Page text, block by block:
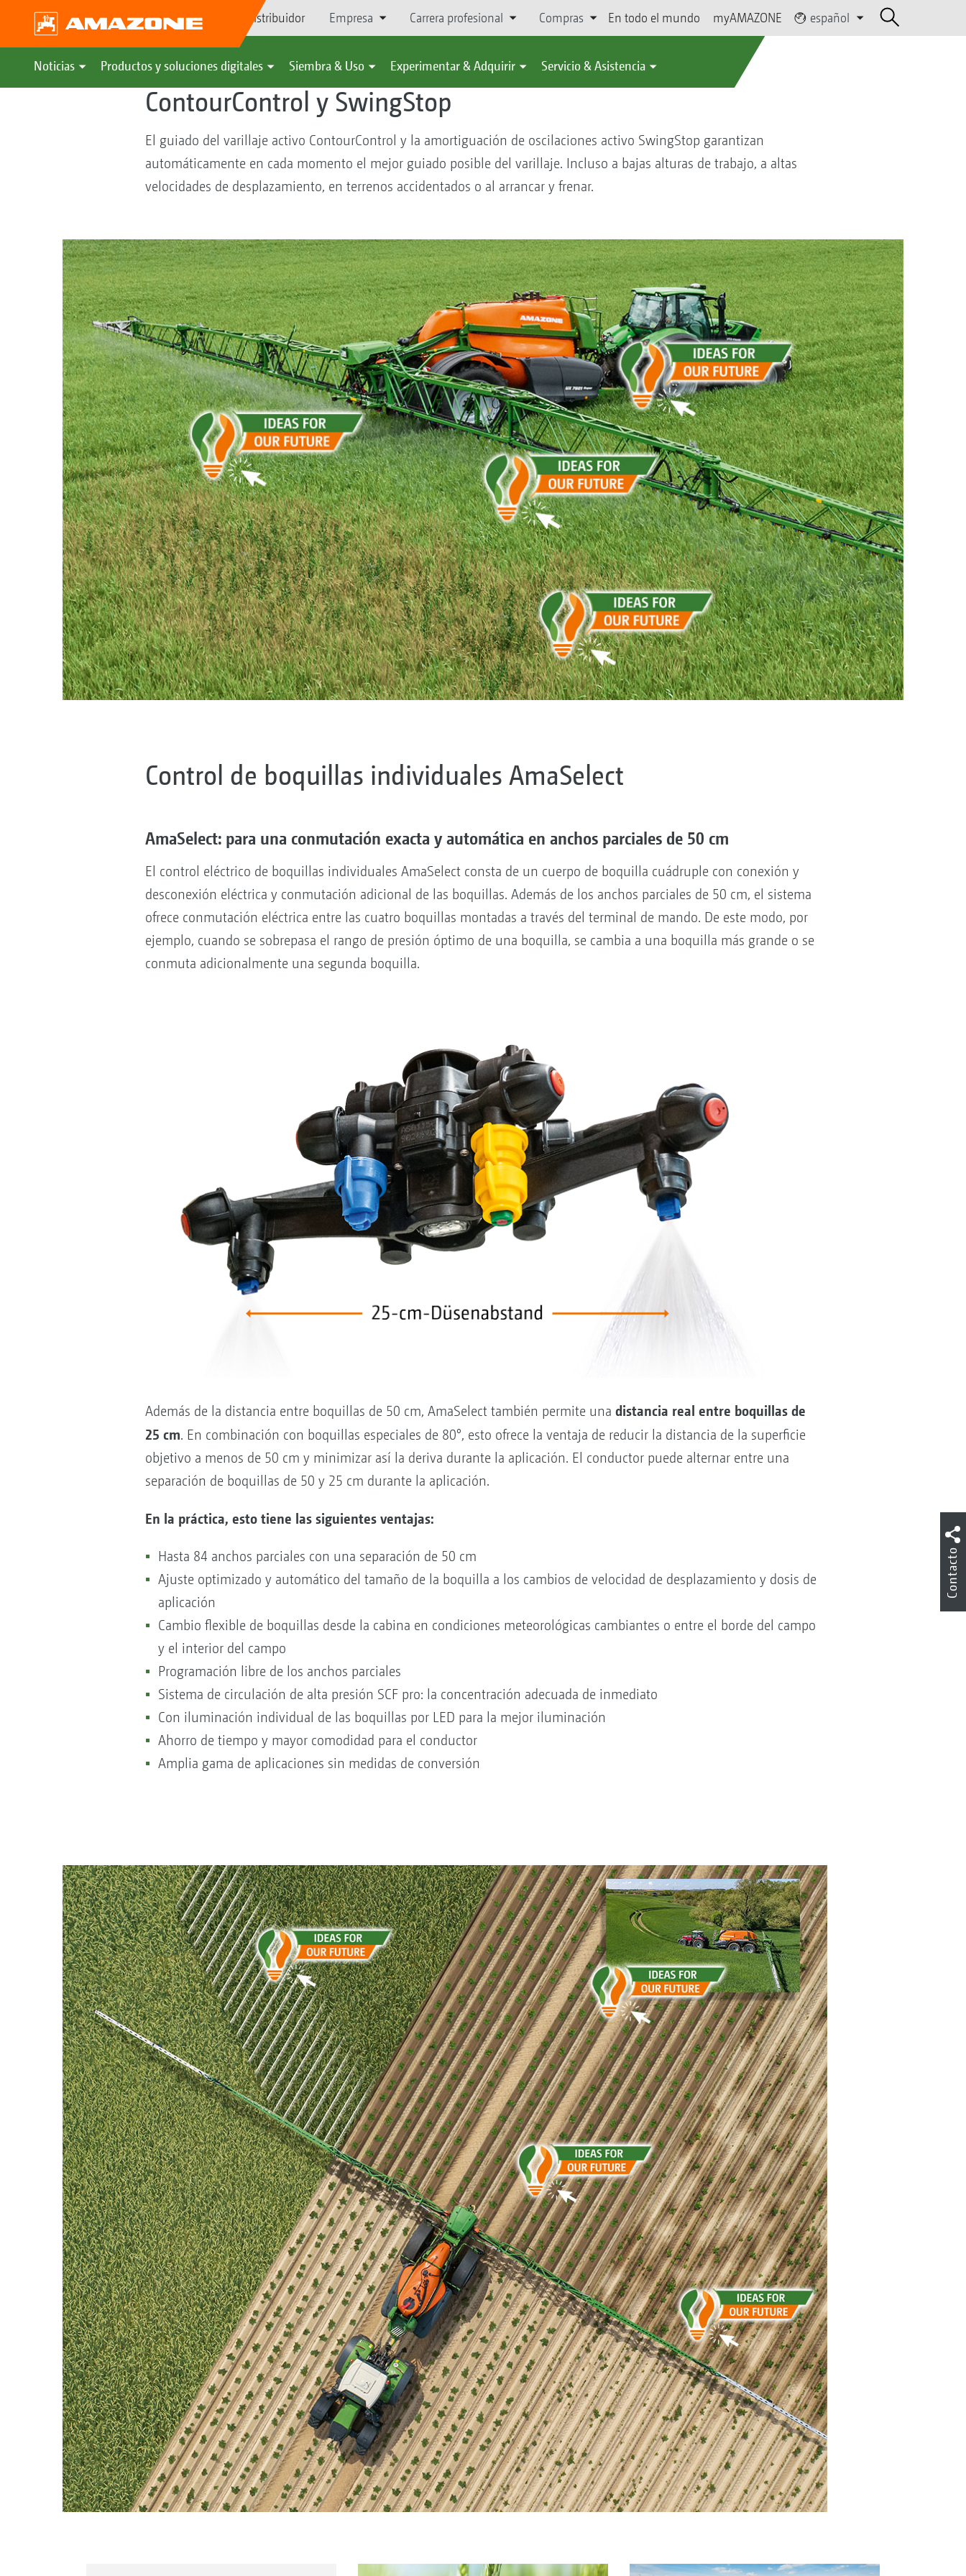
Búsqueda de distribuidor Empresa Carrera profesional Compras En todo el mundo myAMAZONE español
Noticias Productos y soluciones digitales Siembra & Uso Experimentar & Adquirir Servicio & Asistencia
AMAZONE Siembra & Uso
ContourControl y SwingStop
El guiado del varillaje activo ContourControl y la amortiguación de oscilaciones activo SwingStop garantizan
automáticamente en cada momento el mejor guiado posible del varillaje. Incluso a bajas alturas de trabajo, a altas
velocidades de desplazamiento, en terrenos accidentados o al arrancar y frenar.
Control de boquillas individuales AmaSelect
AmaSelect: para una conmutación exacta y automática en anchos parciales de 50 cm
El control eléctrico de boquillas individuales AmaSelect consta de un cuerpo de boquilla cuádruple con conexión y
desconexión eléctrica y conmutación adicional de las boquillas. Además de los anchos parciales de 50 cm, el sistema
ofrece conmutación eléctrica entre las cuatro boquillas montadas a través del terminal de mando. De este modo, por
ejemplo, cuando se sobrepasa el rango de presión óptimo de una boquilla, se cambia a una boquilla más grande o se
conmuta adicionalmente una segunda boquilla.
Además de la distancia entre boquillas de 50 cm, AmaSelect también permite una distancia real entre boquillas de
25 cm. En combinación con boquillas especiales de 80°, esto ofrece la ventaja de reducir la distancia de la superficie
objetivo a menos de 50 cm y minimizar así la deriva durante la aplicación. El conductor puede alternar entre una
separación de boquillas de 50 y 25 cm durante la aplicación.
En la práctica, esto tiene las siguientes ventajas:
Hasta 84 anchos parciales con una separación de 50 cm
Ajuste optimizado y automático del tamaño de la boquilla a los cambios de velocidad de desplazamiento y dosis de
aplicación
Cambio flexible de boquillas desde la cabina en condiciones meteorológicas cambiantes o entre el borde del campo
y el interior del campo
Programación libre de los anchos parciales
Sistema de circulación de alta presión SCF pro: la concentración adecuada de inmediato
Con iluminación individual de las boquillas por LED para la mejor iluminación
Ahorro de tiempo y mayor comodidad para el conductor
Amplia gama de aplicaciones sin medidas de conversión
Contacto